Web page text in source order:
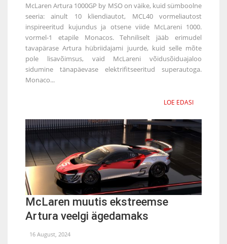
McLaren Artura 1000GP by MSO on väike, kuid sümboolne
seeria: ainult 10 kliendiautot, MCL40 vormeliautost
inspireeritud kujundus ja otsene viide McLareni 1000.
vormel-1 etapile Monacos. Tehniliselt jääb erimudel
tavapärase Artura hübriidajami juurde, kuid selle mõte
pole lisavõimsus, vaid McLareni võidusõiduajaloo
sidumine tänapäevase elektrifitseeritud superautoga.
Monaco...
LOE EDASI
McLaren muutis ekstreemse
Artura veelgi ägedamaks
16 August, 2024